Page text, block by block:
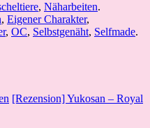
, Näharbeiten.
, Eigener Charakter,
, OC, Selbstgenäht, Selfmade.
[Rezension] Yukosan – Royal